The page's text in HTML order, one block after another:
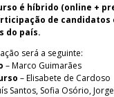
é híbrido (online +
de candidatos
do país.
será a seguinte:
– Marco Guimarães
– Elisabete de Cardoso
Santos, Sofia Osório,